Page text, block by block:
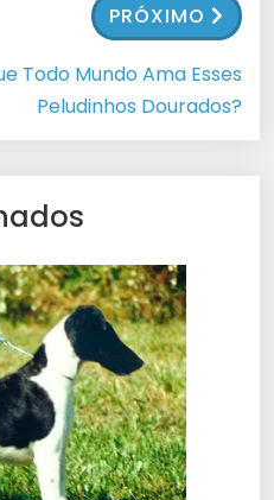
PRÓXIMO
Todo Mundo Ama Esses
Peludinhos Dourados?